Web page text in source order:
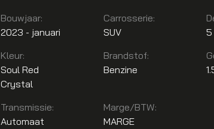
Bouwjaar:
2023 - januari
Carrosserie:
SUV
5
Kleur:
Soul Red
Crystal
Brandstof:
Benzine
Transmissie:
Automaat
Marge/BTW:
MARGE